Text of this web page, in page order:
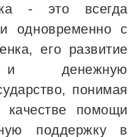
- это всегда
одновременно с
его развитие
и денежную
понимая
качестве помощи
поддержку в